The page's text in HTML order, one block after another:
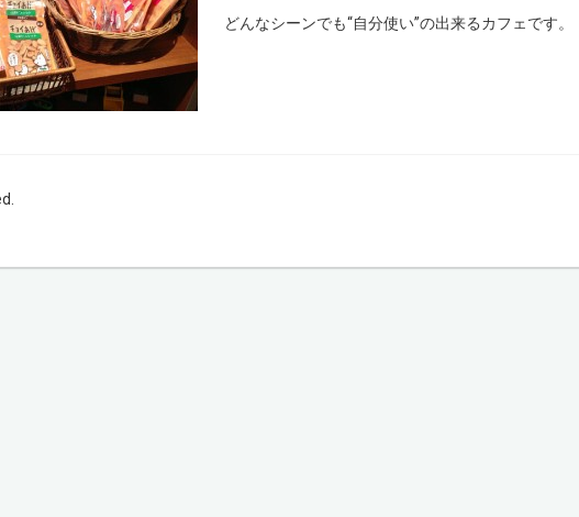
どんなシーンでも“自分使い”の出来るカフェです。